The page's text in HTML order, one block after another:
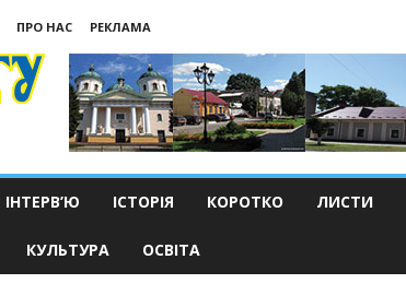
ПРО НАС
РЕКЛАМА
ІНТЕРВ’Ю ІСТОРІЯ КОРОТКО ЛИСТИ
КУЛЬТУРА ОСВІТА